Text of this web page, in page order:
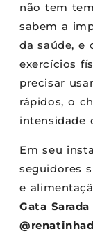
não tem
sabem a
da saúde, e
exercícios
precisar
rápidos, o
intensidade
Em seu
seguidores
e
Gata